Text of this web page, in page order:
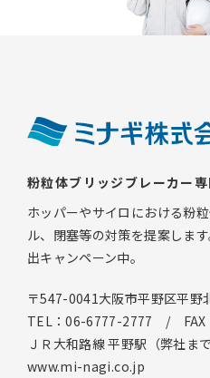
粉粒体ブリッジブレーカー
ホッパーやサイロにおける粉
ル、閉塞等の対策を提案しま
出キャンペーン中。
〒547-0041大阪市平野区平野
TEL：06-6777-2777 / FAX
ＪＲ大和路線 平野駅（弊社ま
www.mi-nagi.co.jp